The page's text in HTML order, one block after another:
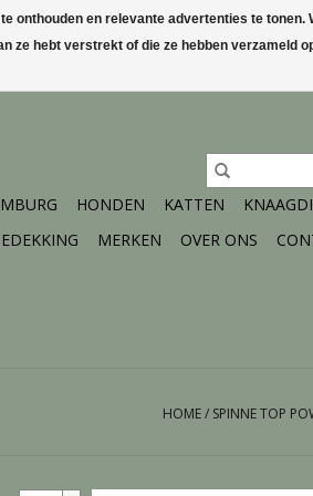
Mijn account /
HONDEN KATTEN
MERKEN OVER ONS
HOME/ SPINNE TOP
onthouden en relevante advertenties te tonen.
ze hebt verstrekt of die ze hebben verzameld